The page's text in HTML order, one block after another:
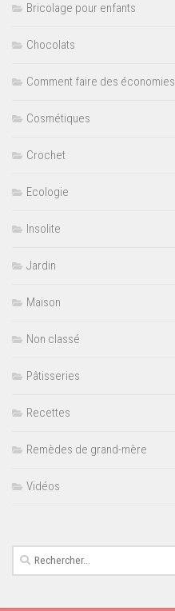
Bricolage pour enfants
Chocolats
Comment faire des économies
Cosmétiques
Crochet
Ecologie
Insolite
Jardin
Maison
Non classé
Pâtisseries
Recettes
Remèdes de grand-mère
Vidéos
Rechercher :